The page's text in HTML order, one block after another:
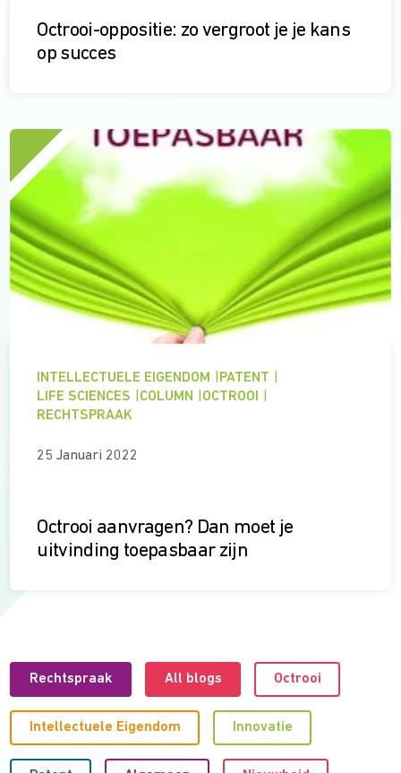
Octrooi-oppositie: zo vergroot je je kans
op succes
INTELLECTUELE EIGENDOM PATENT
LIFE SCIENCES
COLUMN OCTROOI
RECHTSPRAAK
25 Januari 2022
Octrooi aanvragen? Dan moet je
uitvinding toepasbaar zijn
All blogs Octrooi
Intellectuele Eigendom Innovatie
Rechtspraak